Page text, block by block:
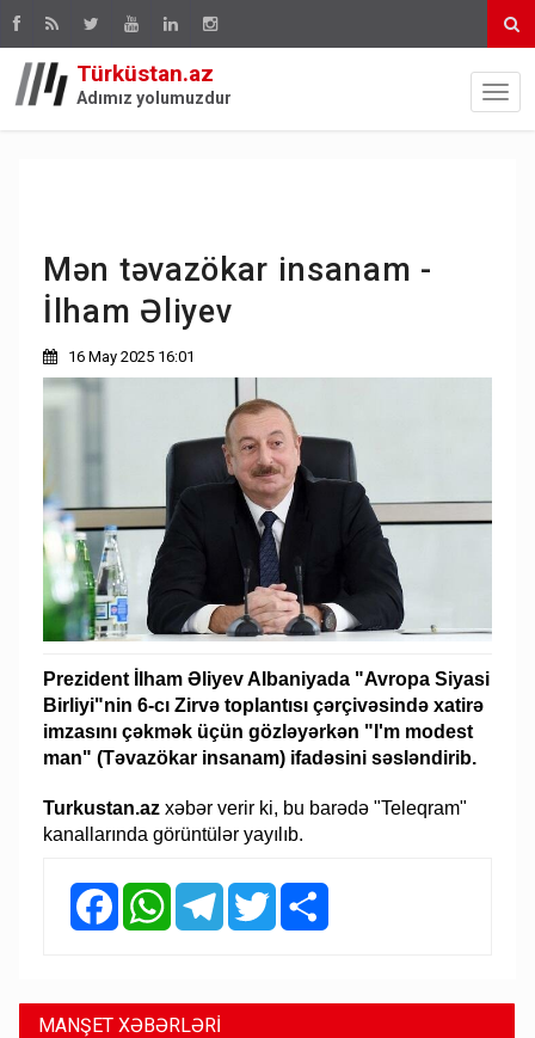
Türküstan.az
Adımız yolumuzdur
Mən təvazökar insanam -
İlham Əliyev
16 May 2025 16:01
Prezident İlham Əliyev Albaniyada "Avropa Siyasi
Birliyi"nin 6-cı Zirvə toplantısı çərçivəsində xatirə
imzasını çəkmək üçün gözləyərkən "I'm modest
man" (Təvazökar insanam) ifadəsini səsləndirib.
Turkustan.azxəbər verir ki, bu barədə "Teleqram"
kanallarında görüntülər yayılıb.
FacebookWhatsAppTelegramTwitter
MANŞET XƏBƏRLƏRİ